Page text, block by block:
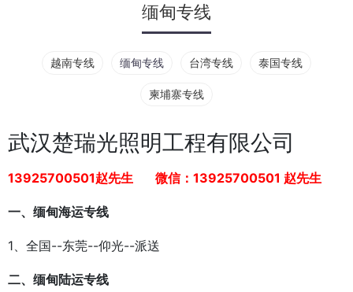
缅甸专线
越南专线 缅甸专线 台湾专线 泰国专线
柬埔寨专线
武汉楚瑞光照明工程有限公司
13925700501赵先生 微信：13925700501 赵先生
一、缅甸海运专线
1、全国--东莞--仰光--派送
二、缅甸陆运专线